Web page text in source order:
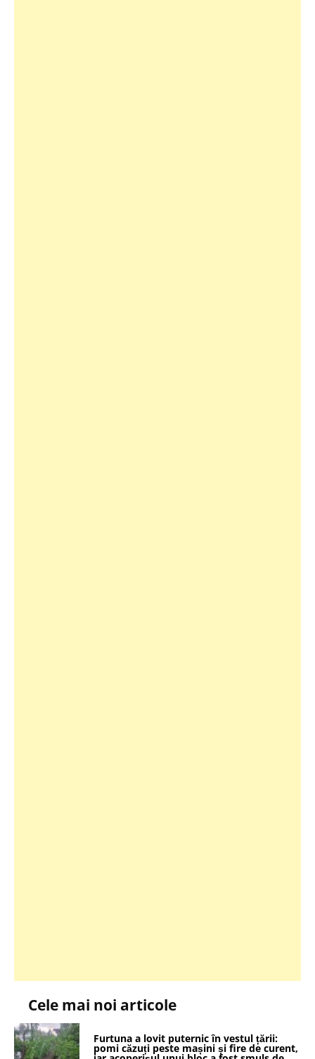
Cele mai noi articole
Furtuna a lovit puternic în vestul țării:
pomi căzuți peste mașini și fire de curent,